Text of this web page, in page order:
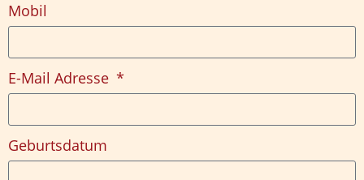
Mobil
E-Mail Adresse
Geburtsdatum